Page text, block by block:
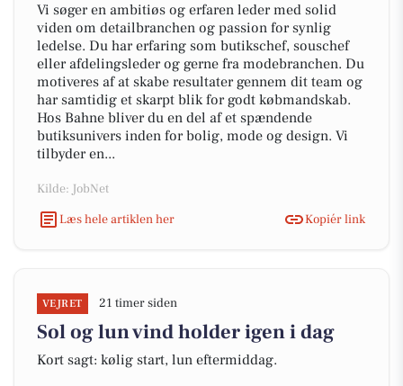
Vi søger en ambitiøs og erfaren leder med solid
viden om detailbranchen og passion for synlig
ledelse. Du har erfaring som butikschef, souschef
eller afdelingsleder og gerne fra modebranchen. Du
motiveres af at skabe resultater gennem dit team og
har samtidig et skarpt blik for godt købmandskab.
Hos Bahne bliver du en del af et spændende
butiksunivers inden for bolig, mode og design. Vi
tilbyder en...
Kilde: JobNet
Læs hele artiklen her
Kopiér link
VEJRET 21 timer siden
Sol og lun vind holder igen i dag
Kort sagt: kølig start, lun eftermiddag.